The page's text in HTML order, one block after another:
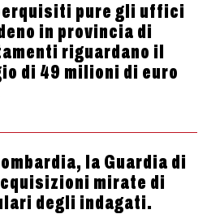
pure gli uffici
in provincia di
riguardano il
di 49 milioni di euro
la Guardia di
mirate di
degli indagati.